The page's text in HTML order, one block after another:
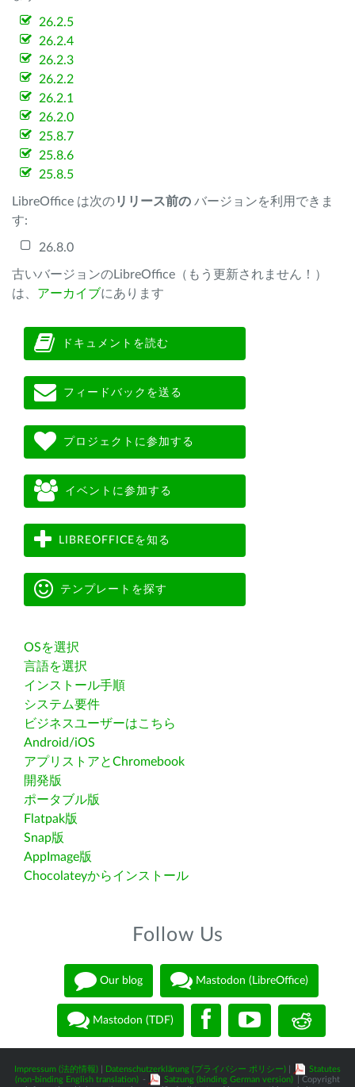
26.2.5
26.2.4
26.2.3
26.2.2
26.2.1
26.2.0
25.8.7
25.8.6
25.8.5
LibreOffice は次のリリース前の バージョンを利用できま
す:
26.8.0
古いバージョンのLibreOffice（もう更新されません！）
は、 アーカイブにあります
ドキュメントを読む
フィードバックを送る
プロジェクトに参加する
イベントに参加する
LIBREOFFICEを知る
テンプレートを探す
OSを選択
言語を選択
インストール手順
システム要件
ビジネスユーザーはこちら
Android/iOS
アプリストアとChromebook
開発版
ポータブル版
Flatpak版
Snap版
AppImage版
Chocolateyからインストール
Follow Us
Our blog Mastodon (LibreOffice)
Mastodon (TDF)
Impressum (法的情報) Datenschutzerklärung (プライバシー ポリシー)
Statutes
(non-binding English translation) - Satzung (binding German version)
| Copyright